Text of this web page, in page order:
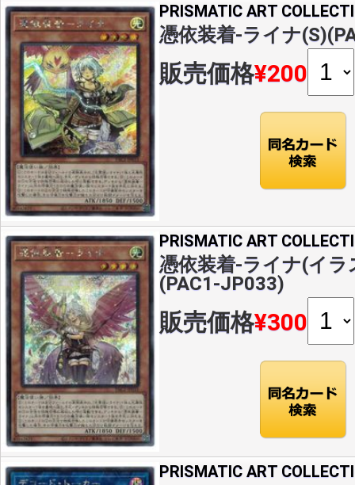
PRISMATIC ART
憑依装着-ライナ
販売価格¥200
PRISMATIC ART
憑依装着-ライナ(イラ
(PAC1-JP033)
販売価格¥300
PRISMATIC ART